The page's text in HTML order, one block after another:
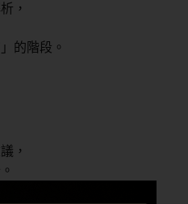
，
的階段。
，